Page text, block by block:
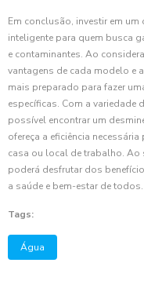
Em conclusão, investir em
inteligente para quem busca
e contaminantes. Ao
vantagens de cada modelo e
mais preparado para fazer
específicas. Com a
possível encontrar um
ofereça a eficiência
casa ou local de trabalho. Ao
poderá desfrutar dos
a saúde e bem-estar de todos.
Tags:
Água